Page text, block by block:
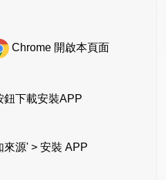
Chrome 開啟本頁面
鈕下載安裝APP
來源' > 安裝 APP